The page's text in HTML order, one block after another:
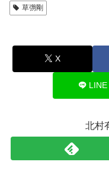
草彅剛
X
LINE
北村